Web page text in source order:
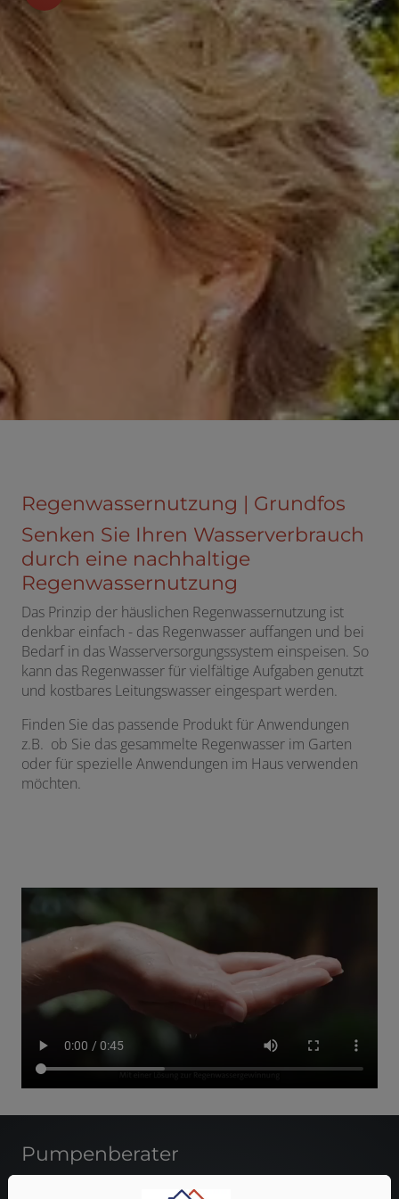
Regenwassernutzung ​| Grundfos
Senken Sie Ihren Wasserverbrauch
durch eine nachhaltige
Regenwassernutzung ​
Das Prinzip der häuslichen Regenwassernutzung ist
denkbar einfach - das Regenwasser auffangen und bei
Bedarf in das Wasserversorgungssystem einspeisen. So
kann das Regenwasser für vielfältige Aufgaben genutzt
und kostbares Leitungswasser eingespart werden.
Finden Sie das passende Produkt für Anwendungen
z.B. ob Sie das gesammelte Regenwasser im Garten
oder für spezielle Anwendungen im Haus verwenden
möchten.
Pumpenberater